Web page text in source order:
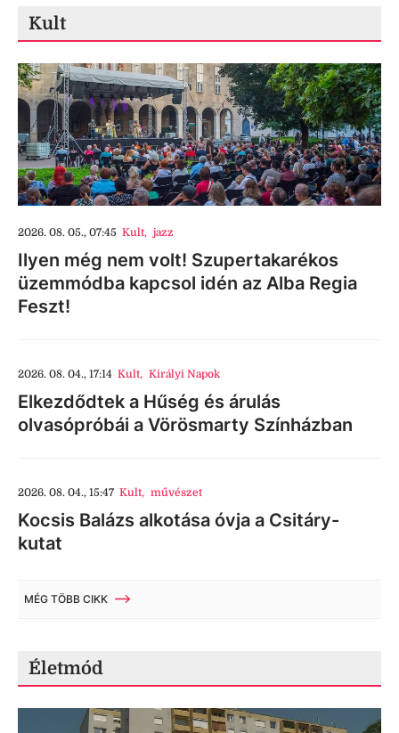
Kult
2026. 08. 05., 07:45 Kult, jazz
Ilyen még nem volt! Szupertakarékos
üzemmódba kapcsol idén az Alba Regia
Feszt!
2026. 08. 04., 17:14 Kult, Királyi Napok
Elkezdődtek a Hűség és árulás
olvasópróbái a Vörösmarty Színházban
2026. 08. 04., 15:47 Kult, művészet
Kocsis Balázs alkotása óvja a Csitáry-
kutat
MÉG TÖBB CIKK
Életmód